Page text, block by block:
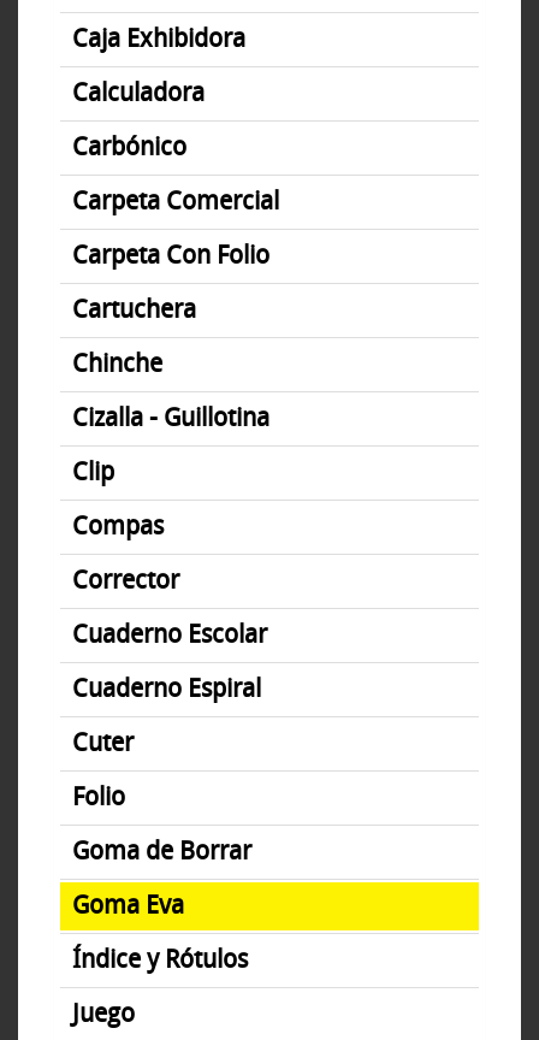
Caja Exhibidora
Calculadora
Carbónico
Carpeta Comercial
Carpeta Con Folio
Cartuchera
Chinche
Cizalla - Guillotina
Clip
Compas
Corrector
Cuaderno Escolar
Cuaderno Espiral
Cuter
Folio
Goma de Borrar
Goma Eva
Índice y Rótulos
Juego